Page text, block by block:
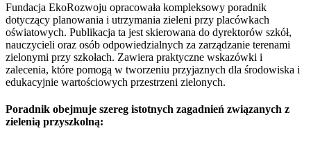
Fundacja EkoRozwoju opracowała kompleksowy poradnik
dotyczący planowania i utrzymania zieleni przy placówkach
oświatowych. Publikacja ta jest skierowana do dyrektorów szkół,
nauczycieli oraz osób odpowiedzialnych za zarządzanie terenami
zielonymi przy szkołach. Zawiera praktyczne wskazówki i
zalecenia, które pomogą w tworzeniu przyjaznych dla środowiska i
edukacyjnie wartościowych przestrzeni zielonych.
Poradnik obejmuje szereg istotnych zagadnień związanych z
zielenią przyszkolną: